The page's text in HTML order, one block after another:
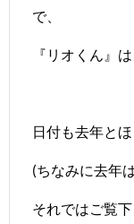
で、
『リオくん』
日付も去年と
(ちなみに去年
それではご覧